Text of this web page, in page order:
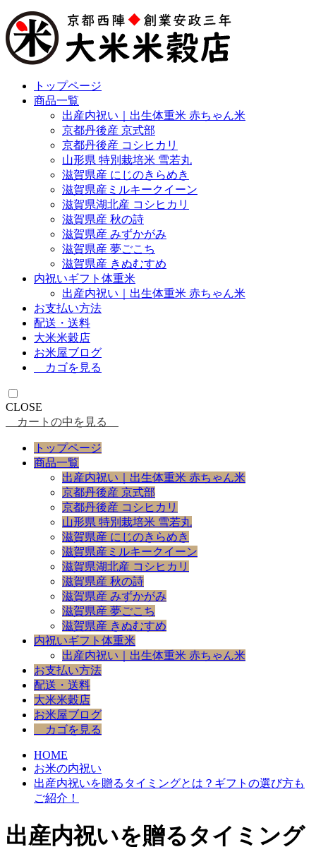
トップページ
商品一覧
出産内祝い｜出生体重米 赤ちゃん米
京都丹後産 京式部
京都丹後産 コシヒカリ
山形県 特別栽培米 雪若丸
滋賀県産 にじのきらめき
滋賀県産ミルキークイーン
滋賀県湖北産 コシヒカリ
滋賀県産 秋の詩
滋賀県産 みずかがみ
滋賀県産 夢ごこち
滋賀県産 きぬむすめ
内祝いギフト体重米
出産内祝い｜出生体重米 赤ちゃん米
お支払い方法
配送・送料
大米米穀店
お米屋ブログ
カゴを見る
CLOSE
カートの中を見る
トップページ
商品一覧
出産内祝い｜出生体重米 赤ちゃん米
京都丹後産 京式部
京都丹後産 コシヒカリ
山形県 特別栽培米 雪若丸
滋賀県産 にじのきらめき
滋賀県産ミルキークイーン
滋賀県湖北産 コシヒカリ
滋賀県産 秋の詩
滋賀県産 みずかがみ
滋賀県産 夢ごこち
滋賀県産 きぬむすめ
内祝いギフト体重米
出産内祝い｜出生体重米 赤ちゃん米
お支払い方法
配送・送料
大米米穀店
お米屋ブログ
カゴを見る
HOME
お米の内祝い
出産内祝いを贈るタイミングとは？ギフトの選び方も
ご紹介！
出産内祝いを贈るタイミング